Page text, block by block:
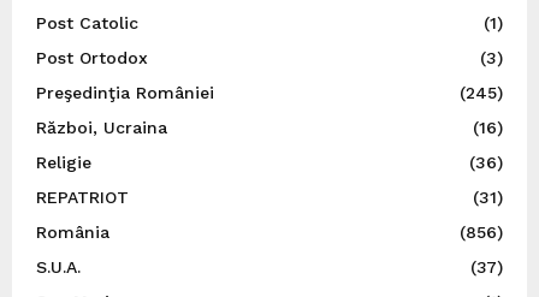
Post Catolic
(1)
Post Ortodox
(3)
Preşedinţia României
(245)
Război, Ucraina
(16)
Religie
(36)
REPATRIOT
(31)
România
(856)
S.U.A.
(37)